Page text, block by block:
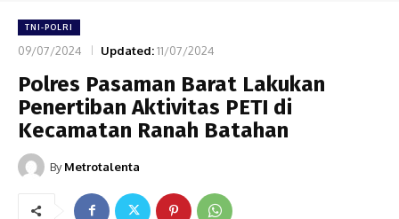
TNI-POLRI
09/07/2024 Updated:11/07/2024
Polres Pasaman Barat Lakukan
Penertiban Aktivitas PETI di
Kecamatan Ranah Batahan
By Metrotalenta